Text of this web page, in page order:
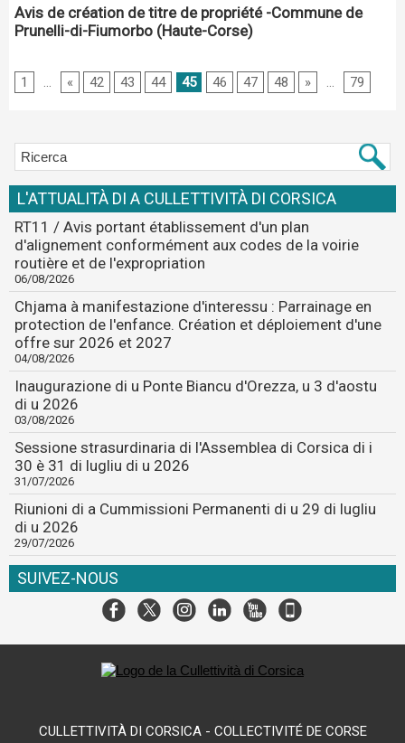
Avis de création de titre de propriété -Commune de
Prunelli-di-Fiumorbo (Haute-Corse)
1 ... « 42 43 44 45 46 47 48 » ... 79
L'ATTUALITÀ DI A CULLETTIVITÀ DI CORSICA
RT11 / Avis portant établissement d'un plan
d'alignement conformément aux codes de la voirie
routière et de l'expropriation
06/08/2026
Chjama à manifestazione d'interessu : Parrainage en
protection de l'enfance. Création et déploiement d'une
offre sur 2026 et 2027
04/08/2026
Inaugurazione di u Ponte Biancu d'Orezza, u 3 d'aostu
di u 2026
03/08/2026
Sessione strasurdinaria di l'Assemblea di Corsica di i
30 è 31 di lugliu di u 2026
31/07/2026
Riunioni di a Cummissioni Permanenti di u 29 di lugliu
di u 2026
29/07/2026
SUIVEZ-NOUS
CULLETTIVITÀ DI CORSICA - COLLECTIVITÉ DE CORSE